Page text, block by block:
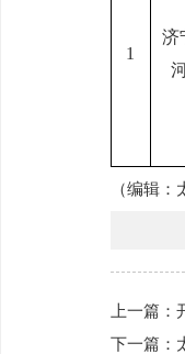
1
济
（编辑：
上一篇
下一篇：